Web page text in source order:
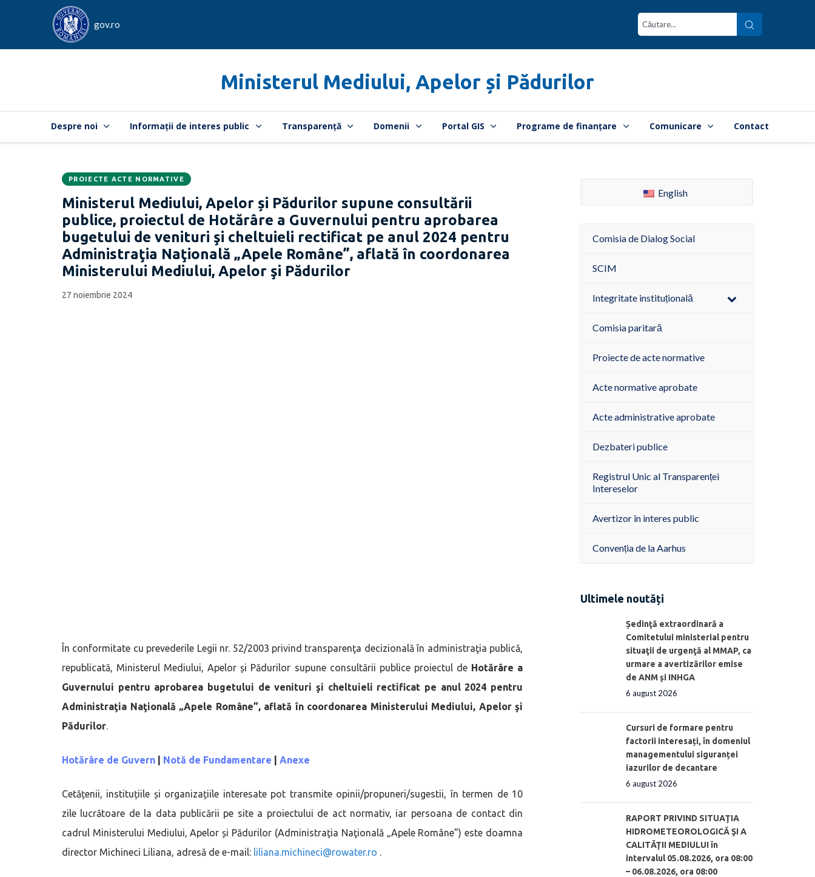
gov.ro
Ministerul Mediului, Apelor și Pădurilor
Despre noi Informații de interes public Transparență Domenii Portal GIS Programe de finanțare Comunicare Contact
CATEGORIA:
PROIECTE ACTE NORMATIVE
Ministerul Mediului, Apelor și Pădurilor supune consultării
publice, proiectul de Hotărâre a Guvernului pentru aprobarea
bugetului de venituri şi cheltuieli rectificat pe anul 2024 pentru
Administraţia Naţională „Apele Române”, aflată în coordonarea
Ministerului Mediului, Apelor şi Pădurilor
Data
publicării:
27 noiembrie 2024
În conformitate cu prevederile Legii nr. 52/2003 privind transparenţa decizională în administraţia publică,
republicată, Ministerul Mediului, Apelor și Pădurilor supune consultării publice proiectul de Hotărâre a
Guvernului pentru aprobarea bugetului de venituri şi cheltuieli rectificat pe anul 2024 pentru
Administraţia Naţională „Apele Române”, aflată în coordonarea Ministerului Mediului, Apelor şi
Pădurilor.
Hotărâre de Guvern Notă de Fundamentare Anexe
Cetățenii, instituțiile și organizațiile interesate pot transmite opinii/propuneri/sugestii, în termen de 10
zile lucrătoare de la data publicării pe site a proiectului de act normativ, iar persoana de contact din
cadrul Ministerului Mediului, Apelor și Pădurilor (Administraţia Naţională „Apele Române”) este doamna
director Michineci Liliana, adresă de e-mail: liliana.michineci@rowater.ro .
English
Comisia de Dialog Social
SCIM
Integritate instituțională
Comisia paritară
Proiecte de acte normative
Acte normative aprobate
Acte administrative aprobate
Dezbateri publice
Registrul Unic al Transparenței
Intereselor
Avertizor în interes public
Convenția de la Aarhus
Ultimele noutăți
Ședinţă extraordinară a
Comitetului ministerial pentru
situaţii de urgenţă al MMAP, ca
urmare a avertizărilor emise
de ANM și INHGA
6 august 2026
Cursuri de formare pentru
factorii interesați, în domeniul
managementului siguranței
iazurilor de decantare
6 august 2026
RAPORT PRIVIND SITUAŢIA
HIDROMETEOROLOGICĂ ŞI A
CALITĂŢII MEDIULUI în
intervalul 05.08.2026, ora 08:00
– 06.08.2026, ora 08:00